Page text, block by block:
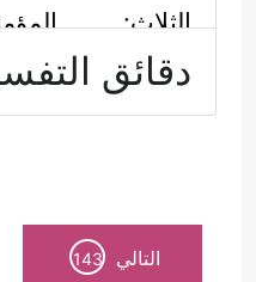
الثلاث:
والمنافقين،
مركَّزًا في بيان
لمناسبة الحديث
دقائق
التالي 143